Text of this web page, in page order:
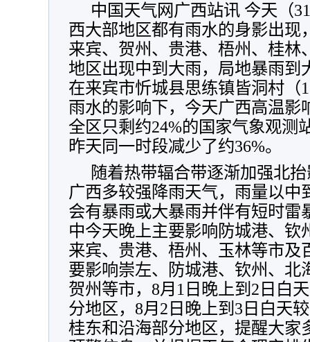
中国天气网广西站讯 今天（
西大部地区都有雨水的身影出现
来宾、贺州、贵港、梧州、桂林
地区出现中到大雨，局地暴雨到
在来宾市忻城县思练镇皆洞村（
雨水的影响下，今天广西高温影
全区只剩约24%的国家气象观
昨天同一时段减少了约36%。
随着热带辐合带逐渐加强北
广西多较强降雨天气，雨量以中
会有暴雨或大暴雨并伴有短时雷
中今天晚上主要影响防城港、钦
来宾、贵港、梧州、玉林等市及
要影响崇左、防城港、钦州、北
贺州等市，8月1日晚上到2日白
分地区，8月2日晚上到3日白天
桂东和沿海部分地区，提醒大家